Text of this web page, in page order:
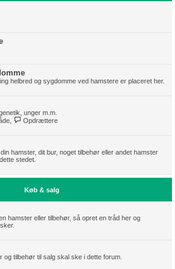
helbred og sygdomme ved hamstere er placeret her.
unger m.m.
Opdrættere
hamster, dit bur, noget tilbehør eller andet hamster
stedet.
Køb & salg
hamster eller tilbehør, så opret en tråd her og
og tilbehør til salg skal ske i dette forum.